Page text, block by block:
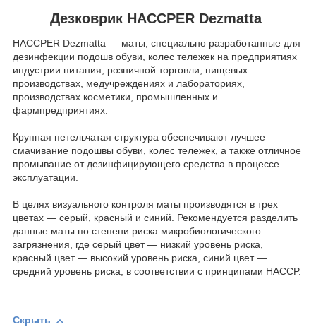
Дезковрик HACCPER Dezmatta
HACCPER Dezmatta — маты, специально разработанные для
дезинфекции подошв обуви, колес тележек на предприятиях
индустрии питания, розничной торговли, пищевых
производствах, медучреждениях и лабораториях,
производствах косметики, промышленных и
фармпредприятиях.
Крупная петельчатая структура обеспечивают лучшее
смачивание подошвы обуви, колес тележек, а также отличное
промывание от дезинфицирующего средства в процессе
эксплуатации.
В целях визуального контроля маты производятся в трех
цветах — серый, красный и синий. Рекомендуется разделить
данные маты по степени риска микробиологического
загрязнения, где серый цвет — низкий уровень риска,
красный цвет — высокий уровень риска, синий цвет —
средний уровень риска, в соответствии с принципами HACCP.
Скрыть